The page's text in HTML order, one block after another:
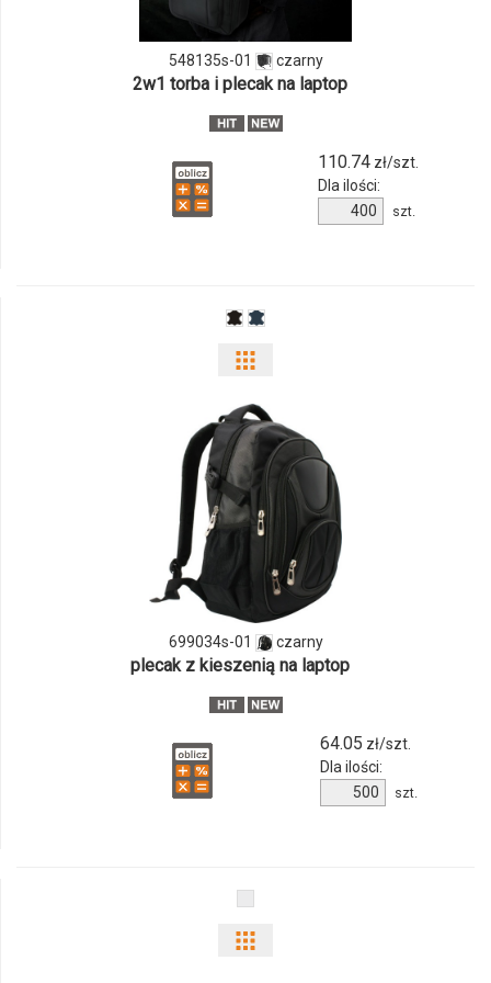
01
548135s-01 czarny
2w1 torba i plecak na laptop
110.74 zł/szt.
Dla ilości:
produktu
szt.
odmiany
ilości
produktu
699034s-
01
699034s-01 czarny
plecak z kieszenią na laptop
64.05 zł/szt.
Dla ilości:
produktu
szt.